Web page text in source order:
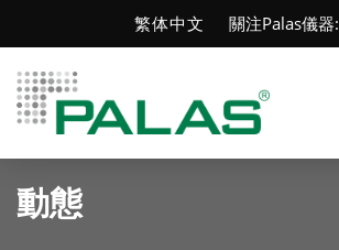
繁体中文 關注Palas儀器:
動態